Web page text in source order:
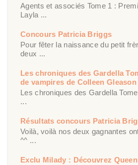
Agents et associés Tome 1 :
Layla ...
Concours Patricia Briggs
Pour fêter la naissance du petit
deux ...
Les chroniques des Gardella
de vampires de Colleen Gleason
Les chroniques des Gardella
...
Résultats concours Patricia
Voilà, voilà nos deux gagnantes
^^ ...
Exclu Milady : Découvrez